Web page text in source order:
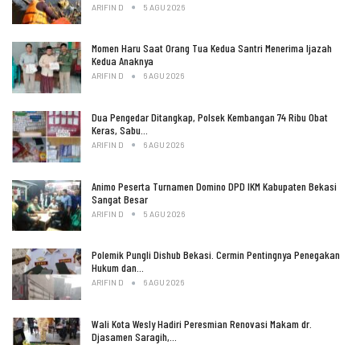
ARIFIN D 5 AGU 2026
Momen Haru Saat Orang Tua Kedua Santri Menerima Ijazah
Kedua Anaknya
ARIFIN D 6 AGU 2026
Dua Pengedar Ditangkap, Polsek Kembangan 74 Ribu Obat
Keras, Sabu…
ARIFIN D 6 AGU 2026
Animo Peserta Turnamen Domino DPD IKM Kabupaten Bekasi
Sangat Besar
ARIFIN D 5 AGU 2026
Polemik Pungli Dishub Bekasi. Cermin Pentingnya Penegakan
Hukum dan…
ARIFIN D 6 AGU 2026
Wali Kota Wesly Hadiri Peresmian Renovasi Makam dr.
Djasamen Saragih,…